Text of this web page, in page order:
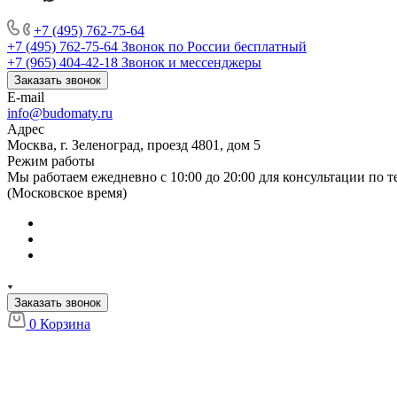
+7 (495) 762-75-64
+7 (495) 762-75-64 Звонок по России бесплатный
+7 (965) 404-42-18 Звонок и мессенджеры
Заказать звонок
E-mail
info@budomaty.ru
Адрес
Москва, г. Зеленоград, проезд 4801, дом 5
Режим работы
Мы работаем ежедневно с 10:00 до 20:00 для консультации по
(Московское время)
Заказать звонок
0 Корзина